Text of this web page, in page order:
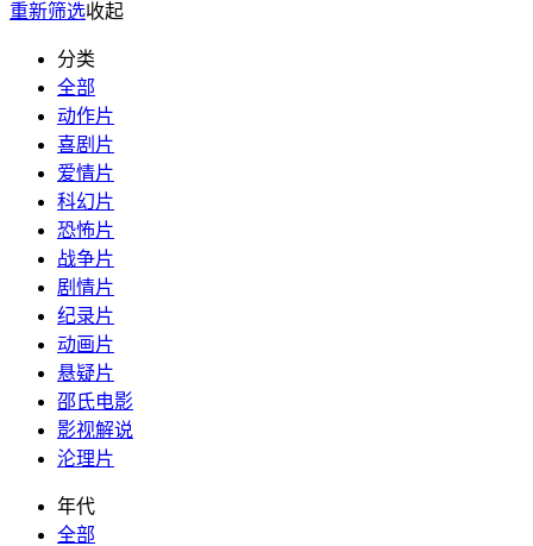
重新筛选收起
分类
全部
动作片
喜剧片
爱情片
科幻片
恐怖片
战争片
剧情片
纪录片
动画片
悬疑片
邵氏电影
影视解说
沦理片
年代
全部